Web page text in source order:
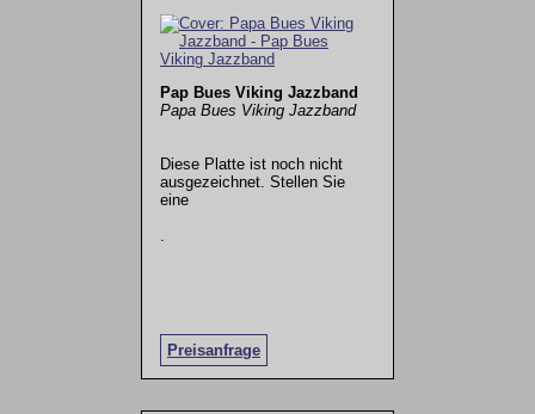
Pap Bues Viking Jazzband
Papa Bues Viking Jazzband
Diese Platte ist noch nicht
ausgezeichnet. Stellen Sie
eine
Preisanfrage
.